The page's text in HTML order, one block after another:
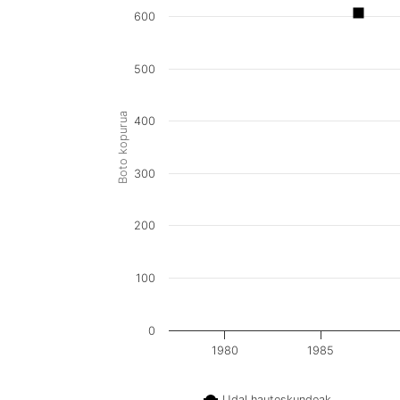
Boto kopurua
1980 1985
0
100
200
300
400
500
600